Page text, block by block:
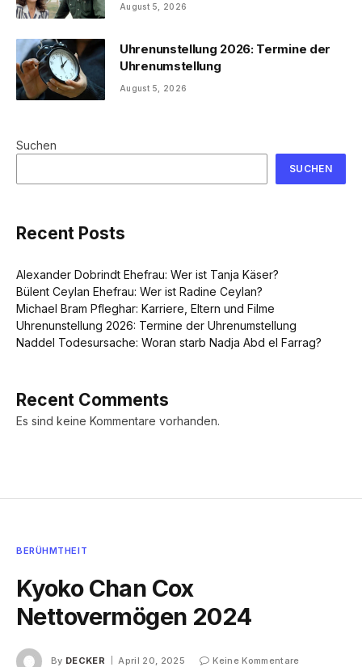
August 5, 2026
Uhrenunstellung 2026: Termine der
Uhrenumstellung
August 5, 2026
Suchen
SUCHEN
Recent Posts
Alexander Dobrindt Ehefrau: Wer ist Tanja Käser?
Bülent Ceylan Ehefrau: Wer ist Radine Ceylan?
Michael Bram Pfleghar: Karriere, Eltern und Filme
Uhrenunstellung 2026: Termine der Uhrenumstellung
Naddel Todesursache: Woran starb Nadja Abd el Farrag?
Recent Comments
Es sind keine Kommentare vorhanden.
BERÜHMTHEIT
Kyoko Chan Cox
Nettovermögen 2024
By DECKER April 20, 2025
Keine Kommentare